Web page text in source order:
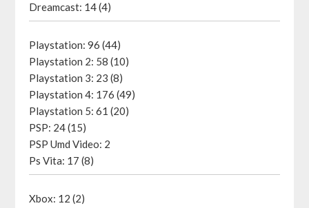
Dreamcast: 14 (4)
Playstation: 96 (44)
Playstation 2: 58 (10)
Playstation 3: 23 (8)
Playstation 4: 176 (49)
Playstation 5: 61 (20)
PSP: 24 (15)
PSP Umd Video: 2
Ps Vita: 17 (8)
Xbox: 12 (2)